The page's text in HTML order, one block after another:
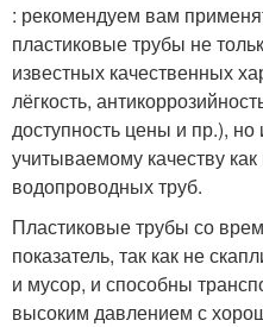
: рекомендуем вам
пластиковые трубы не
известных качественных
лёгкость,
доступность цены и пр.),
учитываемому качеству
водопроводных труб.
Пластиковые трубы со
показатель, так как не
и мусор, и способны
высоким давлением с